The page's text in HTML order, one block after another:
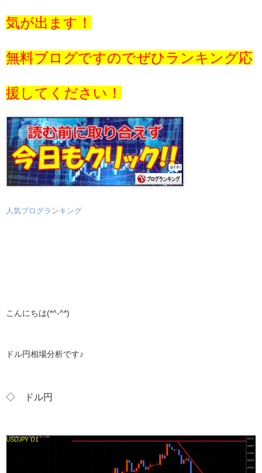
気が出ます！
無料ブログですのでぜひランキング応
援してください！
人気ブログランキング
こんにちは(*^-^*)
ドル円相場分析です♪
◇ ドル円